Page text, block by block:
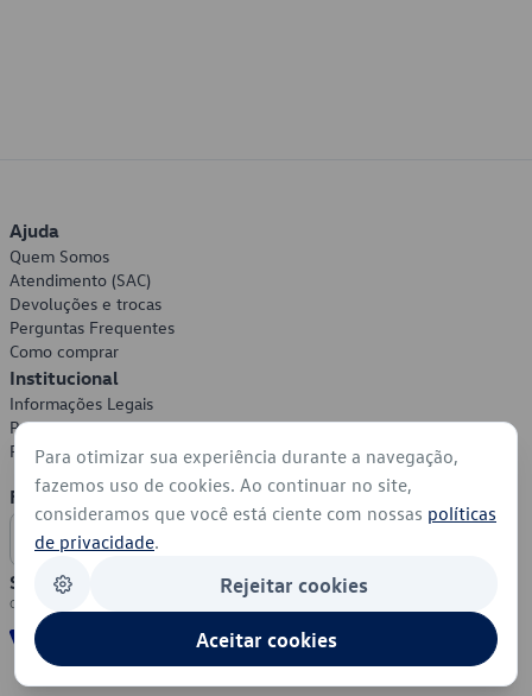
Ajuda
Quem Somos
Atendimento (SAC)
Devoluções e trocas
Perguntas Frequentes
Como comprar
Institucional
Informações Legais
Política de Privacidade
Política de Cookies
Formas de Pagamento
Segurança
Para otimizar sua experiência durante a navegação,
fazemos uso de cookies. Ao continuar no site,
consideramos que você está ciente com nossas políticas
de privacidade.
Rejeitar cookies
Aceitar cookies